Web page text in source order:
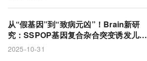
从“假基因”到“致病元凶”！Brain新研
究：SSPOP基因复合杂合突变诱发儿童
癫痫，多模型证实其功能与致病机制
2025-10-31